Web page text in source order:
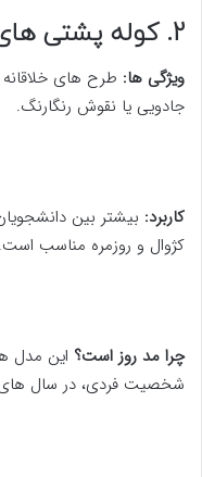
2. کوله پشتی های فانتزی
ویژگی ها: طرح های
جادویی یا نقوش رنگارنگ.
کاربرد: بیشتر بین
کژوال و روزمره مناسب است.
چرا مد روز است؟ این مدل
شخصیت فردی، در سال های